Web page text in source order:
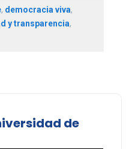
, democracia viva,
y transparencia,
de